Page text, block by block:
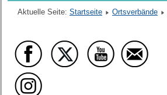
Aktuelle Seite: Startseite Ortsverbände